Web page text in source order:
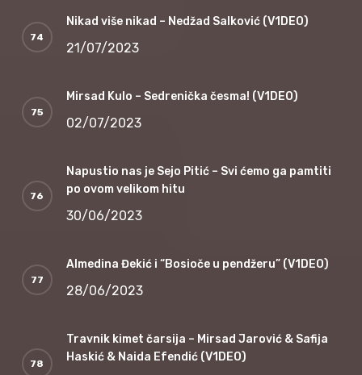
Nikad više nikad – Nedžad Salković (V1DEO)
21/07/2023
Mirsad Kulo – Sedrenička česma! (V1DEO)
02/07/2023
Napustio nas je Sejo Pitić – Svi ćemo ga pamtiti
po ovom velikom hitu
30/06/2023
Almedina Đekić i “Bosioče u pendžeru” (V1DEO)
28/06/2023
Travnik kimet čarsija – Mirsad Jarović & Safija
Haskić & Naida Efendić (V1DEO)